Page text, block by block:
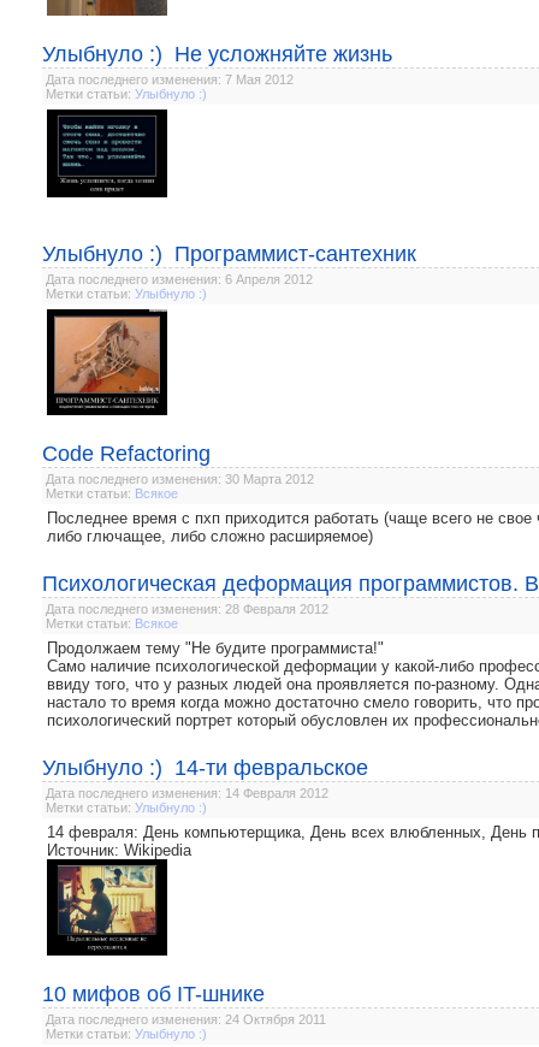
Улыбнуло :) Не усложняйте жизнь
Дата последнего изменения: 7 Мая 2012
Метки статьи: Улыбнуло :)
Улыбнуло :) Программист-сантехник
Дата последнего изменения: 6 Апреля 2012
Метки статьи: Улыбнуло :)
Code Refactoring
Дата последнего изменения: 30 Марта 2012
Метки статьи: Всякое
Последнее время с пхп приходится работать (чаще всего не
либо глючащее, либо сложно расширяемое)
Психологическая деформация программистов.
Дата последнего изменения: 28 Февраля 2012
Метки статьи: Всякое
Продолжаем тему "Не будите программиста!"
Само наличие психологической деформации у какой-либо
ввиду того, что у разных людей она проявляется по-разному.
настало то время когда можно достаточно смело говорить, что
психологический портрет который обусловлен их
Улыбнуло :) 14-ти февральское
Дата последнего изменения: 14 Февраля 2012
Метки статьи: Улыбнуло :)
14 февраля: День компьютерщика, День всех влюбленных, День
Источник: Wikipedia
10 мифов об IT-шнике
Дата последнего изменения: 24 Октября 2011
Метки статьи: Улыбнуло :)